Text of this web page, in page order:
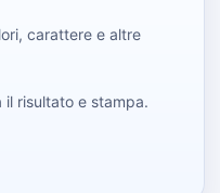
carattere e altre
il risultato e stampa.